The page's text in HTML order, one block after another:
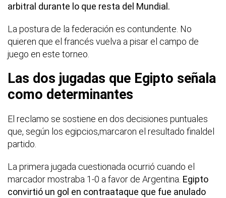
arbitral durante lo que resta del Mundial.
La postura de la federación es contundente. No
quieren que el francés vuelva a pisar el campo de
juego en este torneo.
Las dos jugadas que Egipto señala
como determinantes
El reclamo se sostiene en dos decisiones puntuales
que, según los egipcios,marcaron el resultado finaldel
partido.
La primera jugada cuestionada ocurrió cuando el
marcador mostraba 1-0 a favor de Argentina. Egipto
convirtió un gol en contraataque que fue anulado